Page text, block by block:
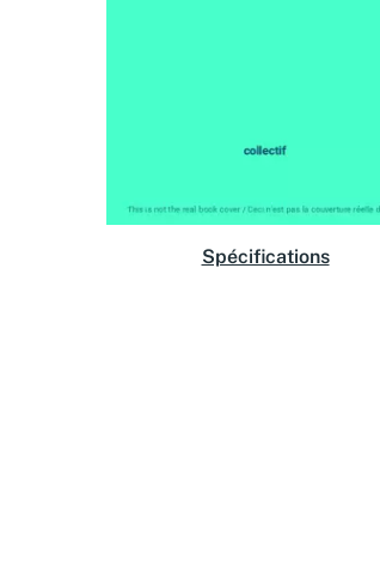
Spécifications